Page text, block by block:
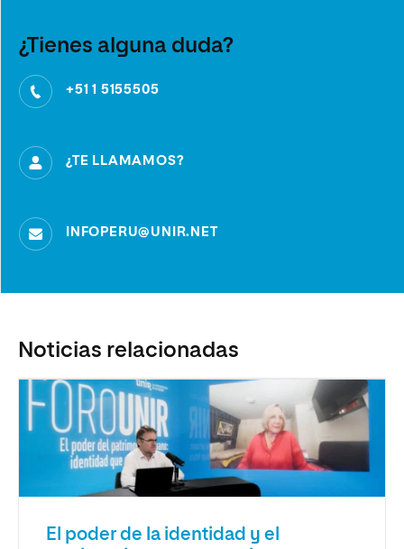
¿Tienes alguna duda?
+51 1 5155505
¿TE LLAMAMOS?
INFOPERU@UNIR.NET
Noticias relacionadas
El poder de la identidad y el